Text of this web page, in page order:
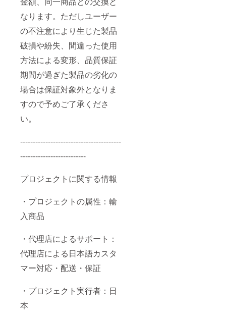
なります。ただしユーザー
の不注意により生じた製品
破損や紛失、間違った使用
方法による変形、品質保証
期間が過ぎた製品の劣化の
場合は保証対象外となりま
すので予めご了承くださ
い。
----------------------------------------
--------------------------
プロジェクトに関する情報
・プロジェクトの属性：輸
入商品
・代理店によるサポート：
代理店による日本語カスタ
マー対応・配送・保証
・プロジェクト実行者：日
本